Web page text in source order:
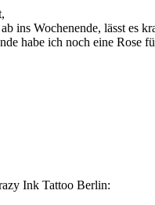
ins Wochenende, lässt es
habe ich noch eine Rose
Ink Tattoo Berlin: